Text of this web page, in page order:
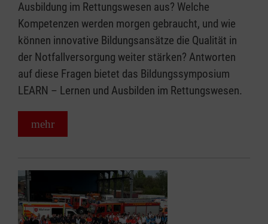
Ausbildung im Rettungswesen aus? Welche
Kompetenzen werden morgen gebraucht, und wie
können innovative Bildungsansätze die Qualität in
der Notfallversorgung weiter stärken? Antworten
auf diese Fragen bietet das Bildungssymposium
LEARN – Lernen und Ausbilden im Rettungswesen.
mehr